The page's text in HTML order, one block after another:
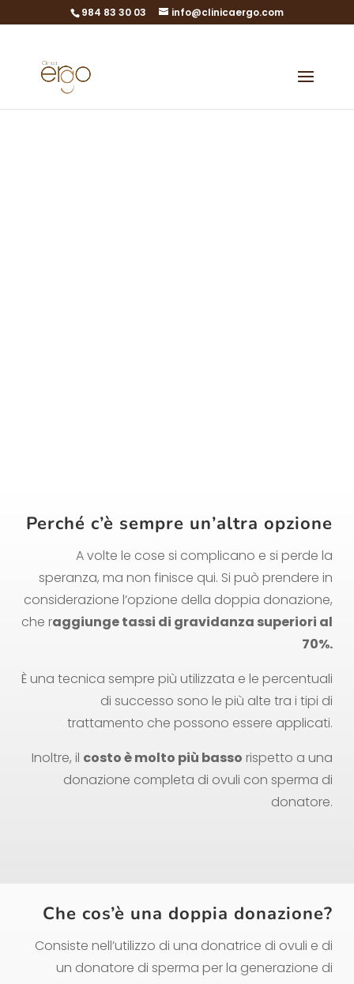
984 83 30 03 info@clinicaergo.com
Perché c’è sempre un’altra opzione
A volte le cose si complicano e si perde la
speranza, ma non finisce qui. Si può prendere in
considerazione l’opzione della doppia donazione,
che raggiunge tassi di gravidanza superiori al
70%.
È una tecnica sempre più utilizzata e le percentuali
di successo sono le più alte tra i tipi di
trattamento che possono essere applicati.
Inoltre, il costo è molto più basso rispetto a una
donazione completa di ovuli con sperma di
donatore.
Che cos’è una doppia donazione?
Consiste nell’utilizzo di una donatrice di ovuli e di
un donatore di sperma per la generazione di